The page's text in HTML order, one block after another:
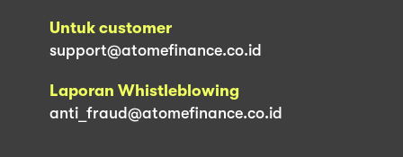
Untuk customer
support@atomefinance.co.id
Laporan Whistleblowing
anti_fraud@atomefinance.co.id